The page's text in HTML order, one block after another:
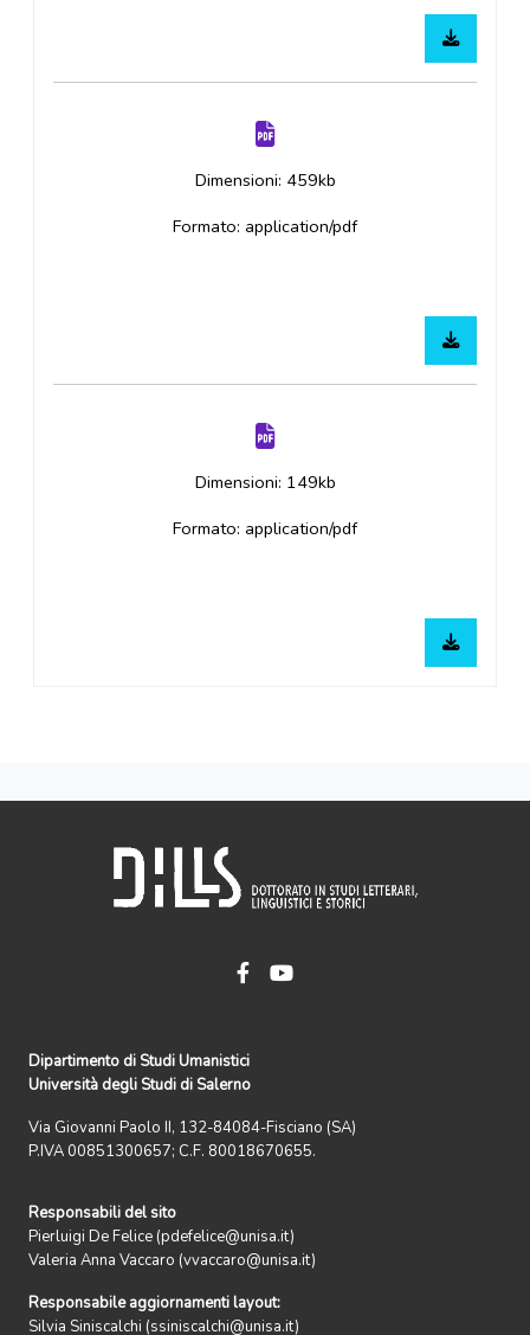
Dimensioni: 459kb
Formato: application/pdf
Dimensioni: 149kb
Formato: application/pdf
Dipartimento di Studi Umanistici
Università degli Studi di Salerno
Via Giovanni Paolo II, 132-84084-Fisciano (SA)
P.IVA 00851300657; C.F. 80018670655.
Responsabili del sito
Pierluigi De Felice (pdefelice@unisa.it)
Valeria Anna Vaccaro (vvaccaro@unisa.it)
Responsabile aggiornamenti layout:
Silvia Siniscalchi (ssiniscalchi@unisa.it)